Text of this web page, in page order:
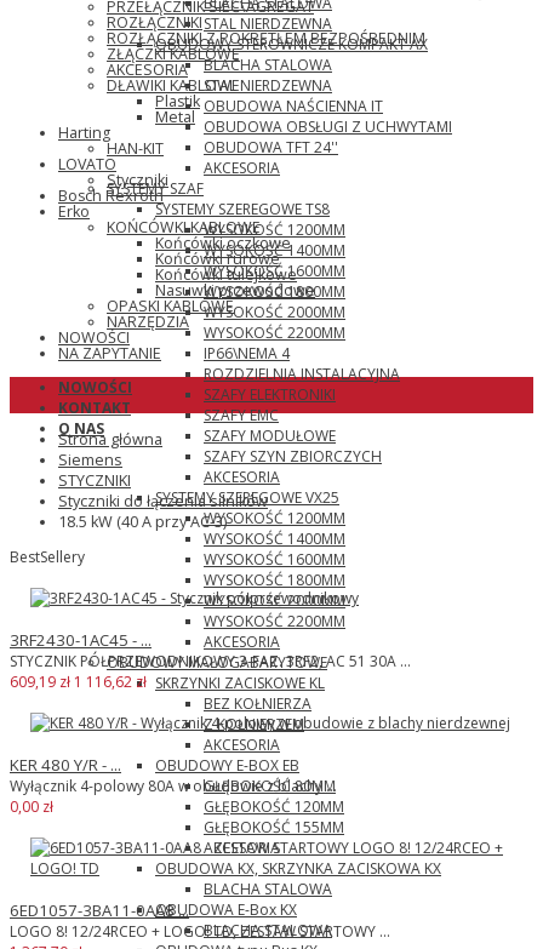
STAL NIERDZEWNA
OBUDOWY STEROWNICZE KOMPAKT AX
BLACHA STALOWA
STAL NIERDZEWNA
OBUDOWA NAŚCIENNA IT
OBUDOWA OBSŁUGI Z UCHWYTAMI
OBUDOWA TFT 24''
AKCESORIA
SYSTEMY SZAF
SYSTEMY SZEREGOWE TS8
WYSOKOŚĆ 1200MM
WYSOKOŚĆ 1400MM
WYSOKOŚĆ 1600MM
WYSOKOŚĆ 1800MM
WYSOKOŚĆ 2000MM
WYSOKOŚĆ 2200MM
IP66\NEMA 4
ROZDZIELNIA INSTALACYJNA
SZAFY ELEKTRONIKI
SZAFY EMC
SZAFY MODUŁOWE
SZAFY SZYN ZBIORCZYCH
AKCESORIA
SYSTEMY SZEREGOWE VX25
WYSOKOŚĆ 1200MM
WYSOKOŚĆ 1400MM
WYSOKOŚĆ 1600MM
WYSOKOŚĆ 1800MM
WYSOKOŚĆ 2000MM
WYSOKOŚĆ 2200MM
AKCESORIA
OBUDOWY MAŁOGABARYTOWE
SKRZYNKI ZACISKOWE KL
BEZ KOŁNIERZA
Z KOŁNIERZEM
AKCESORIA
OBUDOWY E-BOX EB
GŁĘBOKOŚĆ 80MM
GŁĘBOKOŚĆ 120MM
GŁĘBOKOŚĆ 155MM
AKCESORIA
OBUDOWA KX, SKRZYNKA ZACISKOWA KX
BLACHA STALOWA
OBUDOWA E-Box KX
BLACHA STALOWA
PRZEŁĄCZNIK SIEĆ\AGREGAT
ROZŁĄCZNIKI
ROZŁĄCZNIKI Z POKRĘTŁEM BEZPOŚREDNIM
ZŁĄCZKI KABLOWE
AKCESORIA
DŁAWIKI KABLOWE
Plastik
Metal
Harting
HAN-KIT
LOVATO
Styczniki
Bosch Rexroth
Erko
KOŃCÓWKI KABLOWE
Końcówki oczkowe
Końcówki rurowe
Końcówki tulejkowe
Nasuwki przewodowe
OPASKI KABLOWE
NARZĘDZIA
NOWOŚCI
NA ZAPYTANIE
NOWOŚCI
KONTAKT
O NAS
Strona główna
Siemens
STYCZNIKI
Styczniki do łączenia silników
18.5 kW (40 A przy AC-3)
BestSellery
3RF2430-1AC45 - ...
STYCZNIK PÓŁPRZEWODNIKOWY 3-FAZ. 3RF2, AC 51 30A ...
609,19 zł 1 116,62 zł
KER 480 Y/R - ...
Wyłącznik 4-polowy 80A w obudowie z blachy ...
0,00 zł
6ED1057-3BA11-0AA8 ...
LOGO 8! 12/24RCEO + LOGO! TD, ZESTAW STARTOWY ...